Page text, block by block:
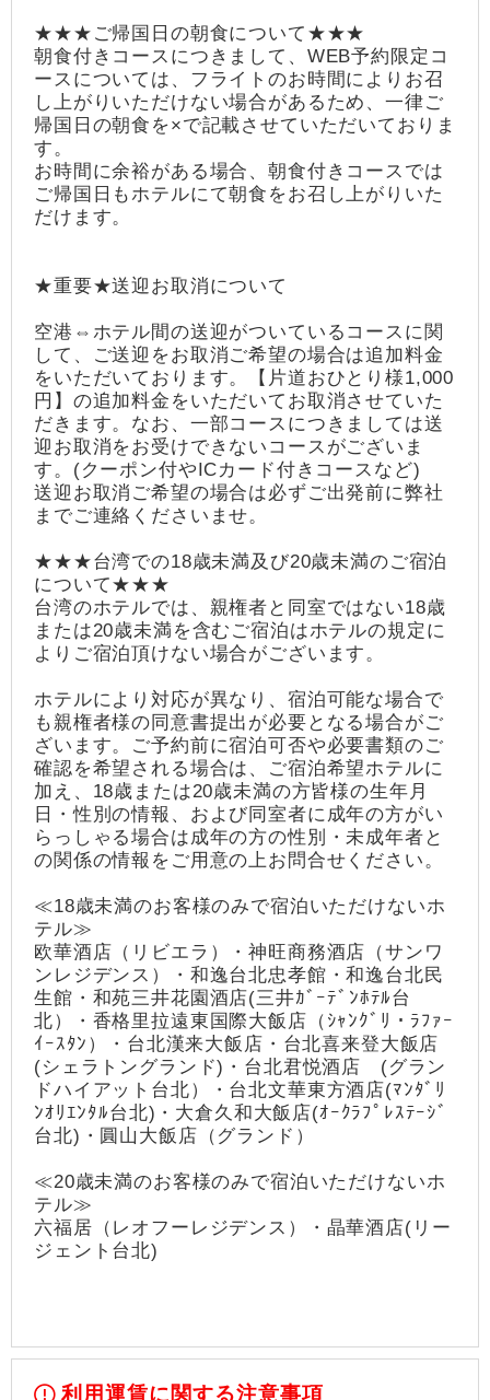
★★★ご帰国日の朝食について★★★
朝食付きコースにつきまして、WEB予約限定コ
ースについては、フライトのお時間によりお召
し上がりいただけない場合があるため、一律ご
帰国日の朝食を×で記載させていただいておりま
す。
お時間に余裕がある場合、朝食付きコースでは
ご帰国日もホテルにて朝食をお召し上がりいた
だけます。
★重要★送迎お取消について
空港⇔ホテル間の送迎がついているコースに関
して、ご送迎をお取消ご希望の場合は追加料金
をいただいております。【片道おひとり様1,000
円】の追加料金をいただいてお取消させていた
だきます。なお、一部コースにつきましては送
迎お取消をお受けできないコースがございま
す。(クーポン付やICカード付きコースなど)
送迎お取消ご希望の場合は必ずご出発前に弊社
までご連絡くださいませ。
★★★台湾での18歳未満及び20歳未満のご宿泊
について★★★
台湾のホテルでは、親権者と同室ではない18歳
または20歳未満を含むご宿泊はホテルの規定に
よりご宿泊頂けない場合がございます。
ホテルにより対応が異なり、宿泊可能な場合で
も親権者様の同意書提出が必要となる場合がご
ざいます。ご予約前に宿泊可否や必要書類のご
確認を希望される場合は、ご宿泊希望ホテルに
加え、18歳または20歳未満の方皆様の生年月
日・性別の情報、および同室者に成年の方がい
らっしゃる場合は成年の方の性別・未成年者と
の関係の情報をご用意の上お問合せください。
≪18歳未満のお客様のみで宿泊いただけないホ
テル≫
欧華酒店（リビエラ）・神旺商務酒店（サンワ
ンレジデンス）・和逸台北忠孝館・和逸台北民
生館・和苑三井花園酒店(三井ｶﾞｰﾃﾞﾝﾎﾃﾙ台
北）・香格里拉遠東国際大飯店（ｼｬﾝｸﾞﾘ・ﾗﾌｧｰ
ｲｰｽﾀﾝ）・台北漢来大飯店・台北喜来登大飯店
(シェラトングランド)・台北君悦酒店 (グラン
ドハイアット台北）・台北文華東方酒店(ﾏﾝﾀﾞﾘ
ﾝｵﾘｴﾝﾀﾙ台北)・大倉久和大飯店(ｵｰｸﾗﾌﾟﾚｽﾃｰｼﾞ
台北)・圓山大飯店（グランド）
≪20歳未満のお客様のみで宿泊いただけないホ
テル≫
六福居（レオフーレジデンス）・晶華酒店(リー
ジェント台北)
利用運賃に関する注意事項